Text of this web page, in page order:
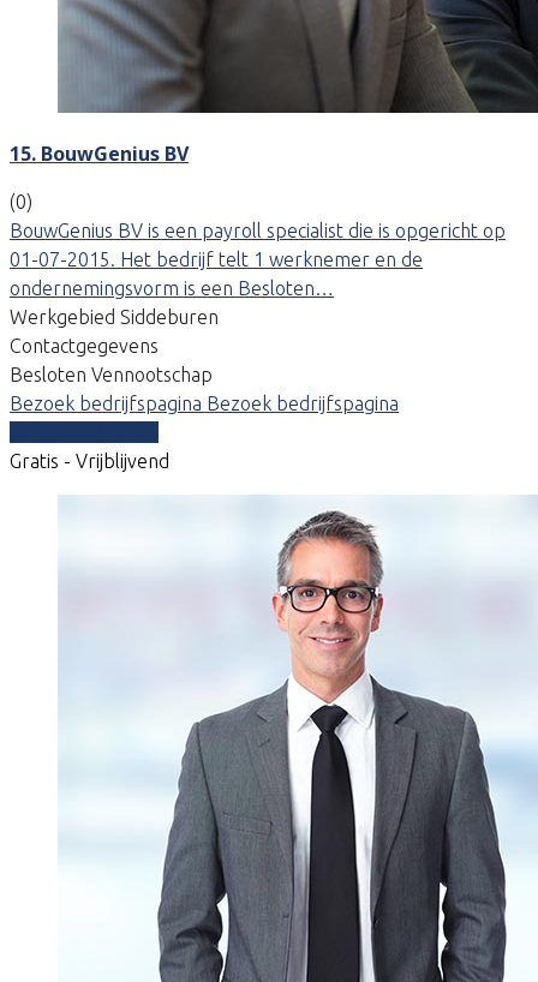
15. BouwGenius BV
(0)
BouwGenius BV is een payroll specialist die is opgericht op
01-07-2015. Het bedrijf telt 1 werknemer en de
ondernemingsvorm is een Besloten…
Werkgebied Siddeburen
Contactgegevens
Besloten Vennootschap
Bezoek bedrijfspagina Bezoek bedrijfspagina
Gratis - Vrijblijvend